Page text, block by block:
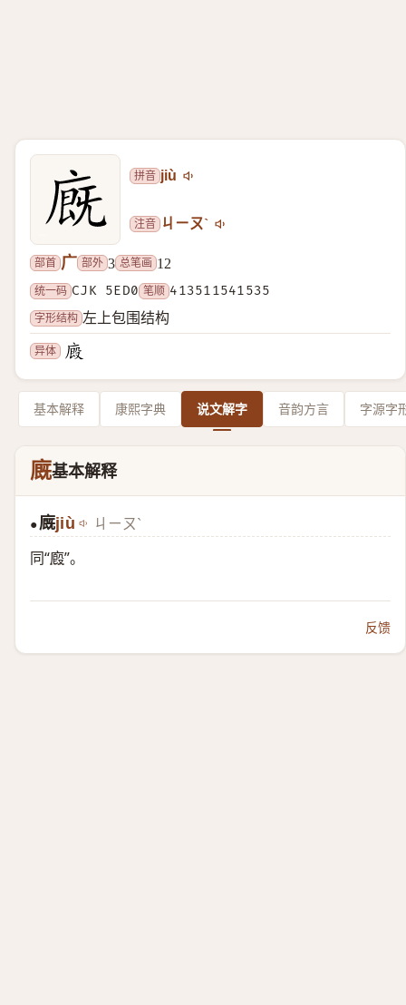
拼音 jiù
注音 ㄐㄧㄡˋ
部首 广 部外 3 总笔画 12
统一码 CJK 5ED0 笔顺 413511541535
字形结构 左上包围结构
异体
基本解释 康熙字典 说文解字 音韵方言 字源字
廐基本解释
●廐jiù ㄐㄧㄡˋ
同“廏”。
反馈